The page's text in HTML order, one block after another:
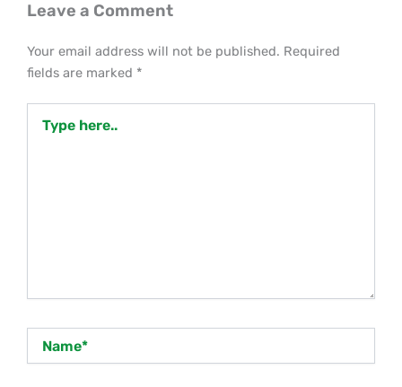
Leave a Comment
Your email address will not be published. Required
fields are marked *
here..